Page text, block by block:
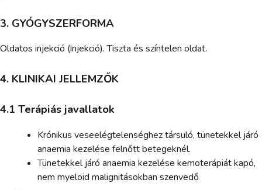
3. GYÓGYSZERFORMA
Oldatos injekció (injekció). Tiszta és színtelen oldat.
4. KLINIKAI JELLEMZŐK
4.1 Terápiás javallatok
Krónikus veseelégtelenséghez társuló, tünetekkel járó
anaemia kezelése felnőtt betegeknél.
Tünetekkel járó anaemia kezelése kemoterápiát kapó,
nem myeloid malignitásokban szenvedő